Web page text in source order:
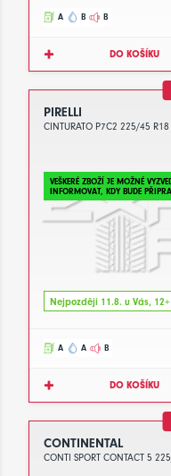
A B B
DO KOŠÍKU
PIRELLI
CINTURATO P7C2 225/45
VEŠKERÉ ZBOŽÍ JE MOŽNÉ
INFORMOVAT, KDY BUDE
Nejpozději 11.8. u Vás, 12+
A A B
DO KOŠÍKU
CONTINENTAL
CONTI SPORT CONTACT 5